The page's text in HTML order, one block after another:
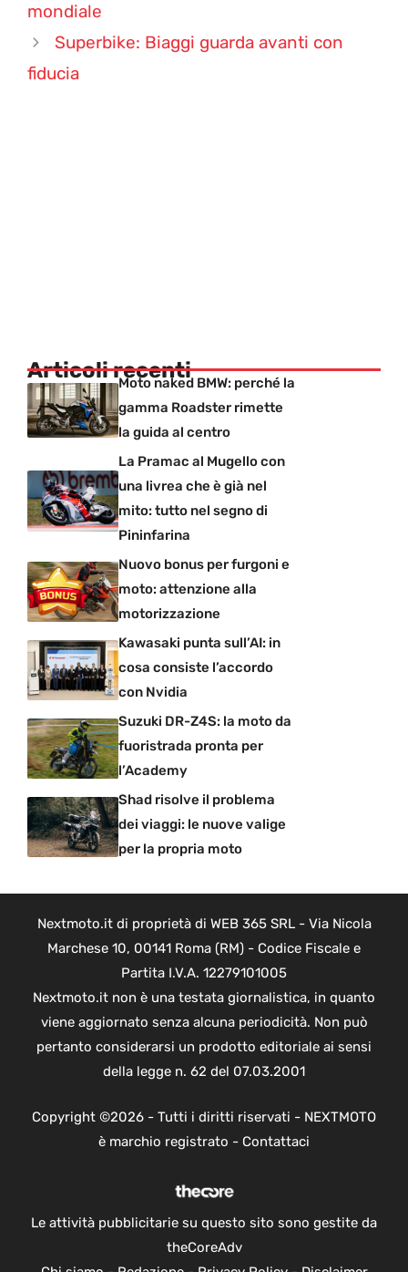
mondiale
Superbike: Biaggi guarda avanti con
fiducia
Articoli recentiMoto naked BMW: perché la
gamma Roadster rimette
la guida al centro
La Pramac al Mugello con
una livrea che è già nel
mito: tutto nel segno di
Pininfarina
Nuovo bonus per furgoni e
moto: attenzione alla
motorizzazione
Kawasaki punta sull’AI: in
cosa consiste l’accordo
con Nvidia
Suzuki DR-Z4S: la moto da
fuoristrada pronta per
l’Academy
Shad risolve il problema
dei viaggi: le nuove valige
per la propria moto
Nextmoto.it di proprietà di WEB 365 SRL - Via Nicola
Marchese 10, 00141 Roma (RM) - Codice Fiscale e
Partita I.V.A. 12279101005
Nextmoto.it non è una testata giornalistica, in quanto
viene aggiornato senza alcuna periodicità. Non può
pertanto considerarsi un prodotto editoriale ai sensi
della legge n. 62 del 07.03.2001
Copyright ©2026 - Tutti i diritti riservati - NEXTMOTO
è marchio registrato - Contattaci
Le attività pubblicitarie su questo sito sono gestite da
theCoreAdv